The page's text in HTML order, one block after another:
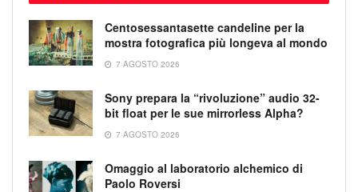
Centosessantasette candeline per la
mostra fotografica più longeva al mondo
7 AGOSTO 2026
Sony prepara la “rivoluzione” audio 32-
bit float per le sue mirrorless Alpha?
7 AGOSTO 2026
Omaggio al laboratorio alchemico di
Paolo Roversi